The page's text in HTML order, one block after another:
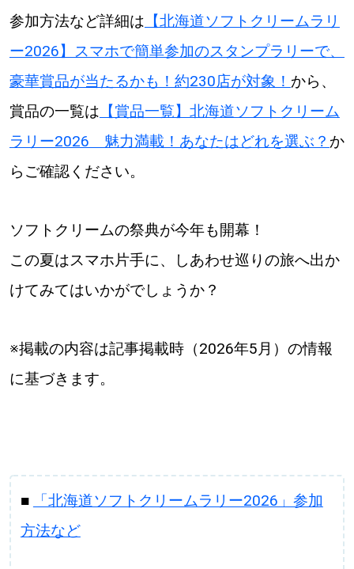
参加方法など詳細は 【北海道ソフトクリームラリ
ー2026】スマホで簡単参加のスタンプラリーで、
豪華賞品が当たるかも！約230店が対象！ から、
賞品の一覧は 【賞品一覧】北海道ソフトクリーム
ラリー2026 魅力満載！あなたはどれを選ぶ？ か
らご確認ください。
ソフトクリームの祭典が今年も開幕！
この夏はスマホ片手に、しあわせ巡りの旅へ出か
けてみてはいかがでしょうか？
※掲載の内容は記事掲載時（2026年5月）の情報
に基づきます。
■
「北海道ソフトクリームラリー2026」参加
方法など